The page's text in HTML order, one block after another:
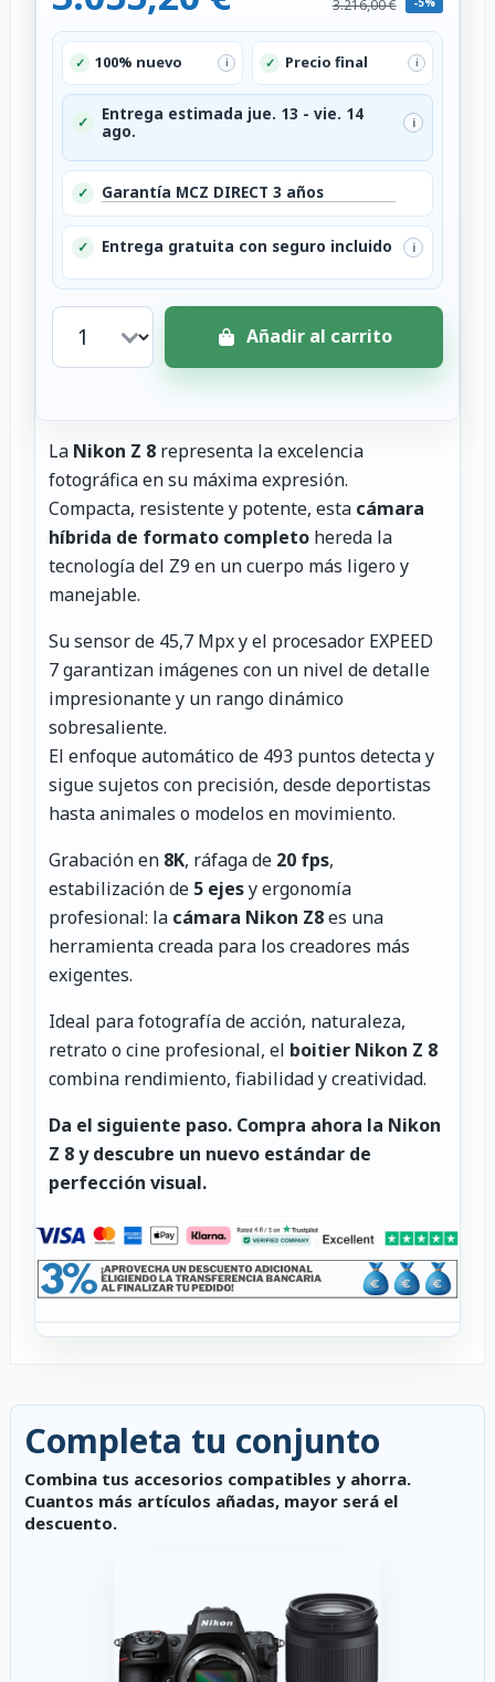
3.216,00 €
✓ 100% nuevo i ✓ Precio final i
✓
Entrega estimada jue. 13 - vie. 14
ago.
i
✓ Garantía MCZ DIRECT 3 años
✓ Entrega gratuita con seguro incluido i
Añadir al carrito
La Nikon Z 8 representa la excelencia
fotográfica en su máxima expresión.
Compacta, resistente y potente, esta cámara
híbrida de formato completo hereda la
tecnología del Z9 en un cuerpo más ligero y
manejable.
Su sensor de 45,7 Mpx y el procesador EXPEED
7 garantizan imágenes con un nivel de detalle
impresionante y un rango dinámico
sobresaliente.
El enfoque automático de 493 puntos detecta y
sigue sujetos con precisión, desde deportistas
hasta animales o modelos en movimiento.
Grabación en 8K, ráfaga de 20 fps,
estabilización de 5 ejesy ergonomía
profesional: la cámara Nikon Z8es una
herramienta creada para los creadores más
exigentes.
Ideal para fotografía de acción, naturaleza,
retrato o cine profesional, el boitier Nikon Z 8
combina rendimiento, fiabilidad y creatividad.
Da el siguiente paso. Compra ahora la Nikon
Z 8 y descubre un nuevo estándar de
perfección visual.
Completa tu conjunto
Combina tus accesorios compatibles y ahorra.
Cuantos más artículos añadas, mayor será el
descuento.